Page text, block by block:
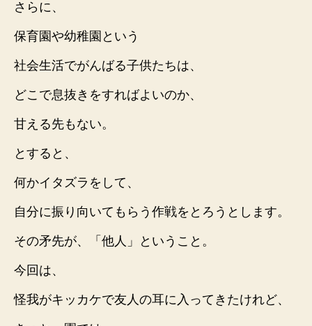
さらに、
保育園や幼稚園という
社会生活でがんばる子供たちは、
どこで息抜きをすればよいのか、
甘える先もない。
とすると、
何かイタズラをして、
自分に振り向いてもらう作戦をとろうとします。
その矛先が、「他人」ということ。
今回は、
怪我がキッカケで友人の耳に入ってきたけれど、